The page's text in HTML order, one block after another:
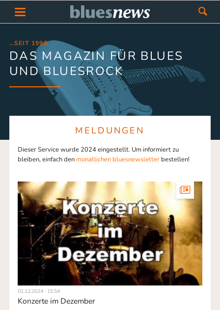
…SEIT 1995
DAS MAGAZIN FÜR BLUES
UND BLUESROCK
MELDUNGEN
Dieser Service wurde 2024 eingestellt. Um informiert zu
bleiben, einfach den monatlichen bluesnewsletterbestellen!
01.12.2024 · 15.54
Konzerte im Dezember